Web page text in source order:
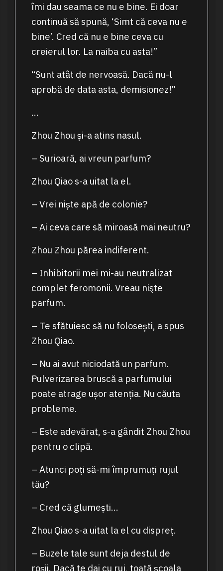
îmi dau seama ce nu e bine. Ei doar
continuă să spună, ‘Simt că ceva nu e
bine’. Cred că nu e bine ceva cu
creierul lor. La naiba cu asta!”
“Sunt atât de nervoasă. Dacă nu-l
aprobă de data asta, demisionez!”
…
Zhou Zhou și-a atins nasul.
– Surioară, ai vreun parfum?
Zhou Qiao s-a uitat la el.
– Vrei niște apă de colonie?
– Ai ceva care să miroasă mai neutru?
Zhou Zhou părea indiferent.
– Inhibitorii mei mi-au neutralizat
complet feromonii. Vreau nişte
parfum.
– Te sfătuiesc să nu folosești, a spus
Zhou Qiao.
– Nu ai avut niciodată un parfum.
Pulverizarea bruscă a parfumului
poate atrage ușor atenția. Nu căuta
probleme.
– Este adevărat, s-a gândit Zhou Zhou
pentru o clipă.
– Atunci poți să-mi împrumuți rujul
tău?
– Cred că glumești…
Zhou Qiao s-a uitat la el cu dispreț.
– Buzele tale sunt deja destul de
roșii. Dacă te dai cu ruj, toată școala